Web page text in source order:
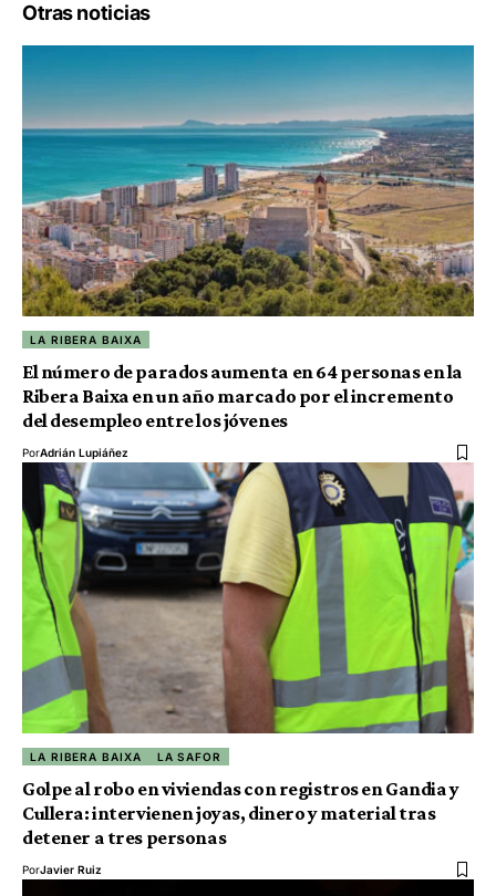
Otras noticias
LA RIBERA BAIXA
El número de parados aumenta en 64 personas en la
Ribera Baixa en un año marcado por el incremento
del desempleo entre los jóvenes
PorAdrián Lupiáñez
LA RIBERA BAIXA LA SAFOR
Golpe al robo en viviendas con registros en Gandia y
Cullera: intervienen joyas, dinero y material tras
detener a tres personas
PorJavier Ruiz